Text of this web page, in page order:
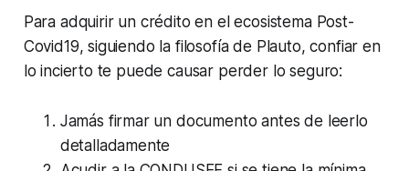
Para adquirir un crédito en el ecosistema Post-
Covid19, siguiendo la filosofía de Plauto, confiar en
lo incierto te puede causar perder lo seguro:
Jamás firmar un documento antes de leerlo
detalladamente